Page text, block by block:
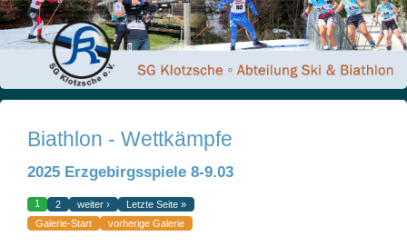
Biathlon - Wettkämpfe
2025 Erzgebirgsspiele 8-9.03
1 2 weiter ›
Letzte Seite »
Galerie-Start
vorherige Galerie